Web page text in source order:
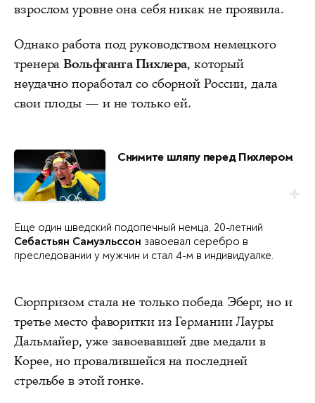
взрослом уровне она себя никак не проявила.
Однако работа под руководством немецкого
тренераВольфганга Пихлера, который
неудачно поработал со сборной России, дала
свои плоды — и не только ей.
Снимите шляпу перед Пихлером
Еще один шведский подопечный немца, 20-летний
Себастьян Самуэльссон завоевал серебро в
преследовании у мужчин и стал 4-м в индивидуалке.
Сюрпризом стала не только победа Эберг, но и
третье место фаворитки из Германии Лауры
Дальмайер, уже завоевавшей две медали в
Корее, но провалившейся на последней
стрельбе в этой гонке.